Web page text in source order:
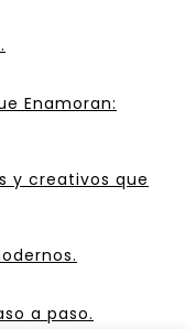
Enamoran:
y creativos que
a paso.